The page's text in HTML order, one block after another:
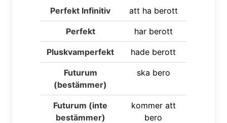
Perfekt Infinitiv att ha berott
Perfekt har berott
Pluskvamperfekt hade berott
Futurum
(bestämmer)
ska bero
Futurum (inte
bestämmer)
kommer att
bero